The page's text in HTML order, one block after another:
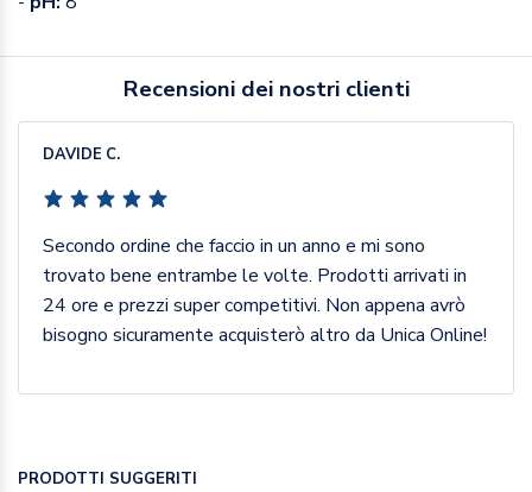
Recensioni dei nostri clienti
DAVIDE C.
Secondo ordine che faccio in un anno e mi sono
trovato bene entrambe le volte. Prodotti arrivati in
24 ore e prezzi super competitivi. Non appena avrò
bisogno sicuramente acquisterò altro da Unica Online!
PRODOTTI SUGGERITI